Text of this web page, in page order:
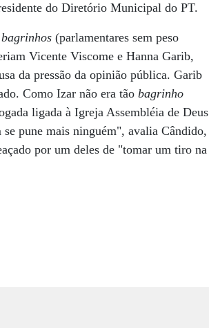
do Diretório Municipal do PT.
bagrinhos (parlamentares sem peso
Vicente Viscome e Hanna Garib,
da pressão da opinião pública. Garib
Como Izar não era tãobagrinho
ligada à Igreja Assembléia de Deus
pune mais ninguém", avalia Cândido,
por um deles de "tomar um tiro na